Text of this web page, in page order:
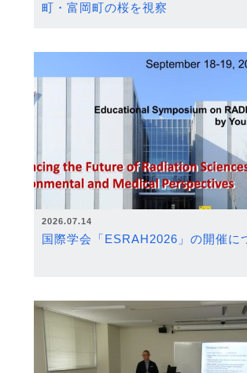
町・富岡町の桜を視察
2026.07.14
国際学会「ESRAH2026」の開催に